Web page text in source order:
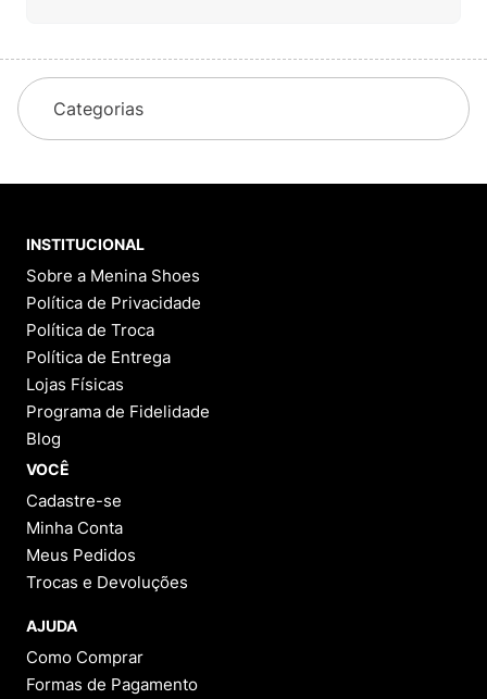
Categorias
INSTITUCIONAL
Sobre a Menina Shoes
Política de Privacidade
Política de Troca
Política de Entrega
Lojas Físicas
Programa de Fidelidade
Blog
VOCÊ
Cadastre-se
Minha Conta
Meus Pedidos
Trocas e Devoluções
AJUDA
Como Comprar
Formas de Pagamento